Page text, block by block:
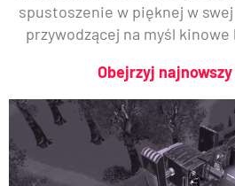
spustoszenie w pięknej w
przywodzącej na myśl
Obejrzyj